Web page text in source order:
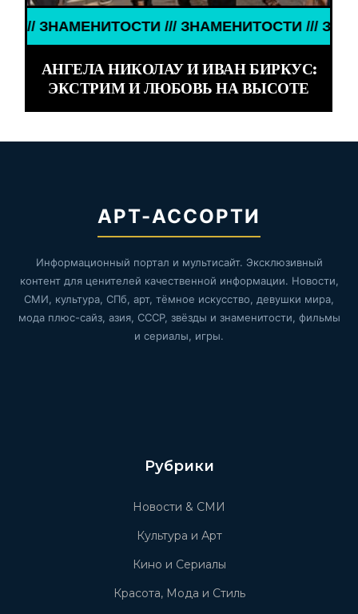
/// ЗНАМЕНИТОСТИ ///
АНГЕЛА НИКОЛАУ И ИВАН БИРКУС:
ЭКСТРИМ И ЛЮБОВЬ НА ВЫСОТЕ
АРТ-АССОРТИ
Информационный портал и мультисайт. Эксклюзивный
контент для ценителей качественной информации. Новости,
СМИ, культура, СПб, арт, тёмное искусство, девушки мира,
мода плюс-сайз, азия, СССР, звёзды и знаменитости, фильмы
и сериалы, игры.
Рубрики
Новости & СМИ
Культура и Арт
Кино и Сериалы
Красота, Мода и Стиль